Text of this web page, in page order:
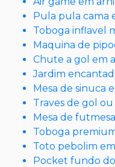
Pula pula cama
Toboga inflavel
Maquina de
Chute a gol em
Jardim
Mesa de sinuca
Traves de gol
Mesa de
Toboga
Toto pebolim
Pocket fundo